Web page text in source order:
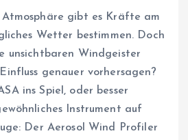
gibt es Kräfte am
Wetter bestimmen. Doch
unsichtbaren Windgeister
genauer vorhersagen?
ins Spiel, oder besser
Instrument auf
Der Aerosol Wind Profiler